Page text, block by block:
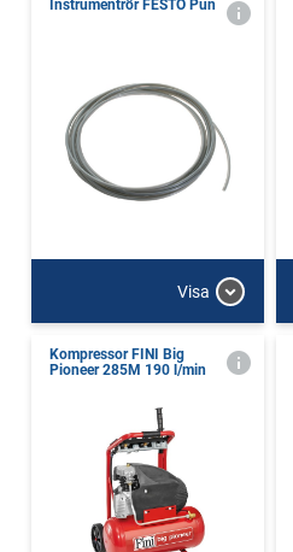
Instrumentrör FESTO Pun
Visa
Kompressor FINI Big
Pioneer 285M 190 l/min